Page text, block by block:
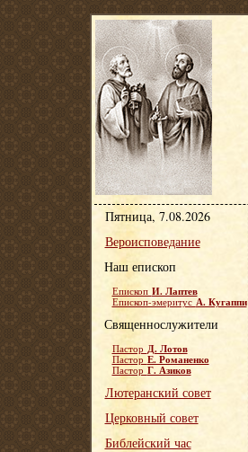
Пятница, 7.08.2026
Вероисповедание
Наш епископ
Епископ И. Лаптев
Епископ-эмеритус А. Кугаппи
Священнослужители
Пастор Д. Лотов
Пастор Е. Романенко
Пастор Г. Азиков
Лютеранский совет
Церковный совет
Библейский час